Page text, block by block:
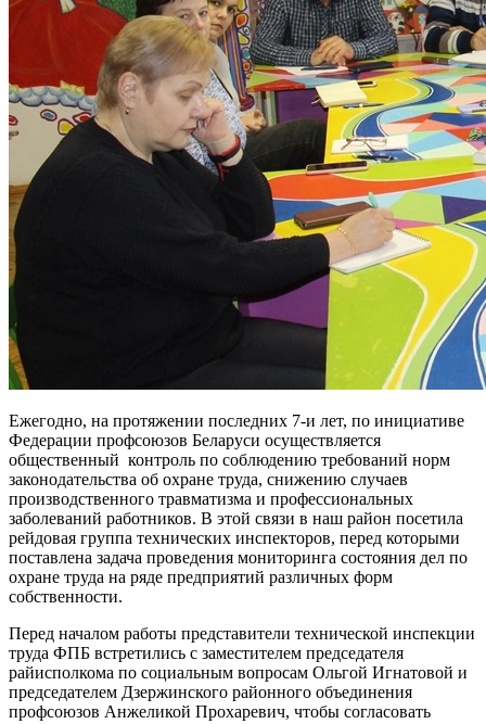
Ежегодно, на протяжении последних 7-и лет, по инициативе
Федерации профсоюзов Беларуси осуществляется
общественный контроль по соблюдению требований норм
законодательства об охране труда, снижению случаев
производственного травматизма и профессиональных
заболеваний работников. В этой связи в наш район посетила
рейдовая группа технических инспекторов, перед которыми
поставлена задача проведения мониторинга состояния дел по
охране труда на ряде предприятий различных форм
собственности.
Перед началом работы представители технической инспекции
труда ФПБ встретились с заместителем председателя
райисполкома по социальным вопросам Ольгой Игнатовой и
председателем Дзержинского районного объединения
профсоюзов Анжеликой Прохаревич, чтобы согласовать